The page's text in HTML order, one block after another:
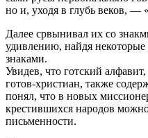
но и, уходя в глубь веков, —
Далее срвынивал их со
удивлению, найдя некоторые
знаками.
Увидев, что готский
готов-христиан, также
понял, что в новых
крестившихся народов
письменности.